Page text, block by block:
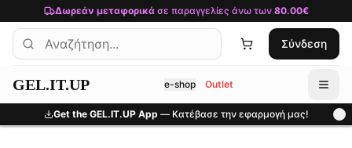
Μετάβαση στο κύριο περιεχόμενο
Δωρεάν μεταφορικάσε παραγγελίες άνω των 80.00€
Σύνδεση
GEL.IT.UP e-shop Outlet
Get the GEL.IT.UP App — Κατέβασε την εφαρμογή μας!